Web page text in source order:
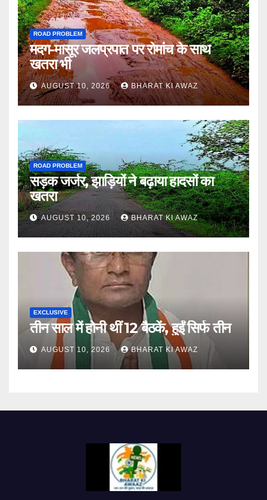
ROAD PROBLEM
मदग-मासूर जलप्रपात पर रोमांच के साथ
खतरा भी
AUGUST 10, 2026 BHARAT KI AWAZ
ROAD PROBLEM
सड़क जर्जर, झाड़ियों ने बढ़ाया हादसों का
खतरा
AUGUST 10, 2026 BHARAT KI AWAZ
EXCLUSIVE
तीन साल में होनी थीं 12 बैठकें, हुईं सिर्फ तीन
AUGUST 10, 2026 BHARAT KI AWAZ